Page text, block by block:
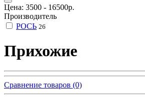
Цена: 3500 - 16500р.
Производитель
РОСЬ 26
Прихожие
Сравнение товаров (0)